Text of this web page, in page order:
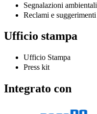
Segnalazioni ambientali
Reclami e suggerimenti
Ufficio stampa
Ufficio Stampa
Press kit
Integrato con